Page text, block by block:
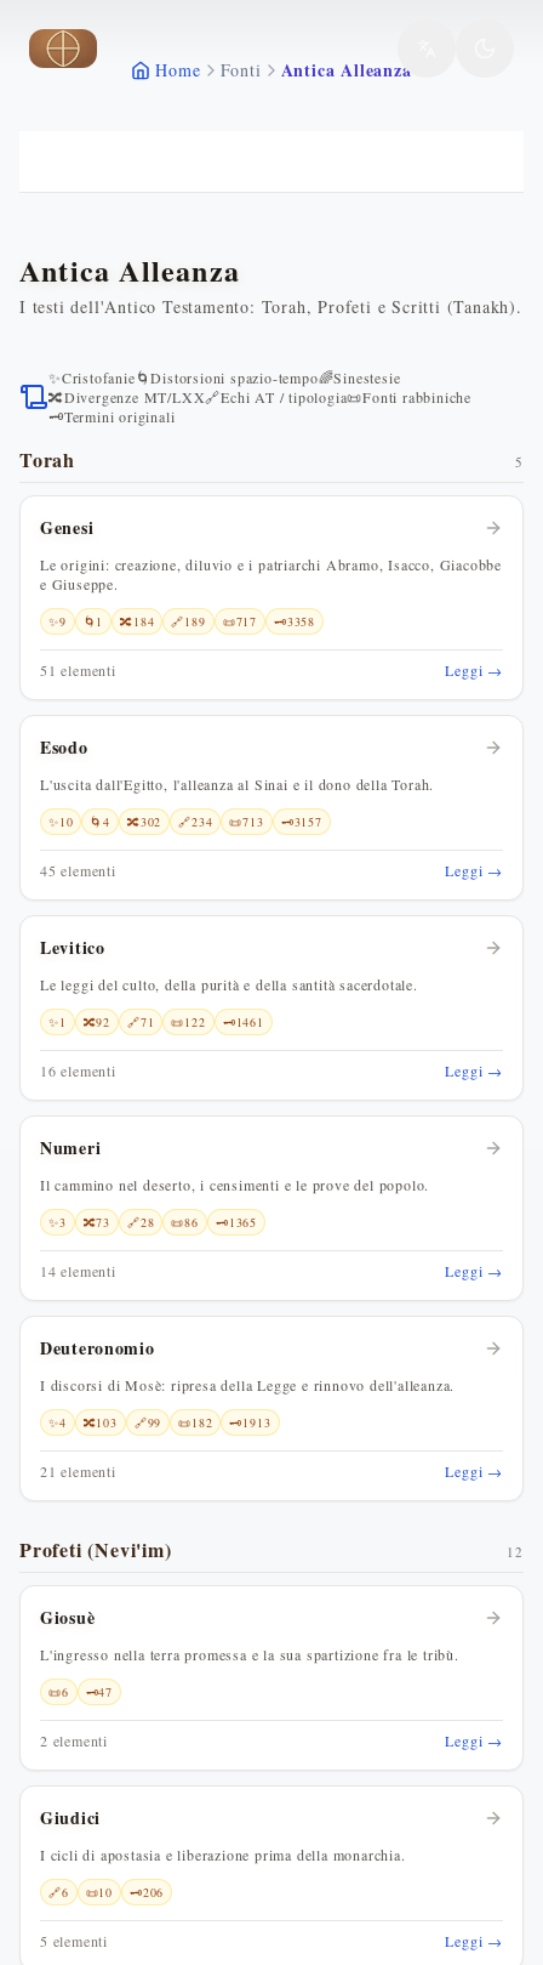
Vai al contenuto principale
Home Fonti Antica Alleanza
Antica Alleanza
I testi dell'Antico Testamento: Torah, Profeti e Scritti (Tanakh).
✨Cristofanie🌀Distorsioni spazio-tempo🌈Sinestesie
🔀Divergenze MT/LXX🔗Echi AT / tipologia📜Fonti rabbiniche
🗝️Termini originali
Torah 5
Genesi
Le origini: creazione, diluvio e i patriarchi Abramo, Isacco, Giacobbe
e Giuseppe.
✨9 🌀 1 🔀184 🔗189 📜717 🗝️3358
51 elementi Leggi →
Esodo
L'uscita dall'Egitto, l'alleanza al Sinai e il dono della Torah.
✨10 🌀4 🔀302 🔗234 📜713 🗝️3157
45 elementi Leggi →
Levitico
Le leggi del culto, della purità e della santità sacerdotale.
✨1 🔀92 🔗71 📜122 🗝️1461
16 elementi Leggi →
Numeri
Il cammino nel deserto, i censimenti e le prove del popolo.
✨3 🔀73 🔗28 📜86 🗝️1365
14 elementi Leggi →
Deuteronomio
I discorsi di Mosè: ripresa della Legge e rinnovo dell'alleanza.
✨4 🔀103 🔗99 📜182 🗝️1913
21 elementi Leggi →
Profeti (Nevi'im) 12
Giosuè
L'ingresso nella terra promessa e la sua spartizione fra le tribù.
📜6 🗝️47
2 elementi Leggi →
Giudici
I cicli di apostasia e liberazione prima della monarchia.
🔗6 📜10 🗝️206
5 elementi Leggi →